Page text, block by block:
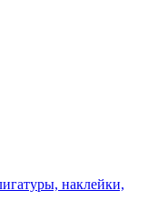
наклейки,